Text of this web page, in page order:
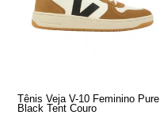
Tênis Veja V-10 Feminino Pure
Black Tent Couro